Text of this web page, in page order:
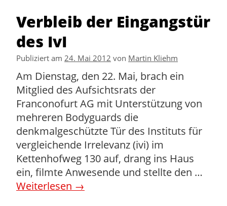
Verbleib der Eingangstür
des IvI
Publiziert am 24. Mai 2012 von Martin Kliehm
Am Dienstag, den 22. Mai, brach ein
Mitglied des Aufsichtsrats der
Franconofurt AG mit Unterstützung von
mehreren Bodyguards die
denkmalgeschützte Tür des Instituts für
vergleichende Irrelevanz (ivi) im
Kettenhofweg 130 auf, drang ins Haus
ein, filmte Anwesende und stellte den …
Weiterlesen →